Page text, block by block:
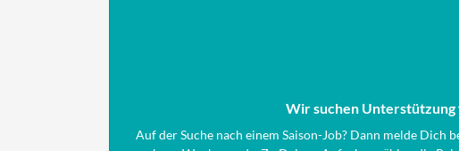
Wir suchen
Auf der Suche nach einem Saison-Job? Dann melde